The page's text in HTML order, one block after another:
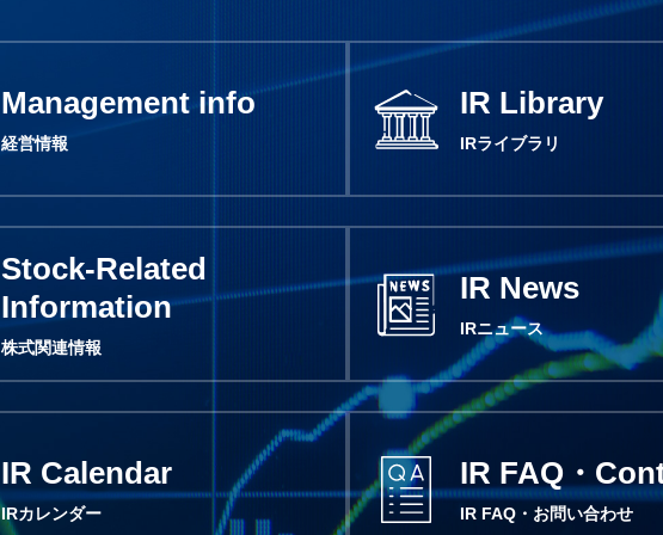
Management info
経営情報
IR Library
IRライブラリ
Stock-Related
Information
株式関連情報
IR News
IRニュース
IR Calendar
IRカレンダー
IR FAQ・
IR FAQ・お問い合わせ